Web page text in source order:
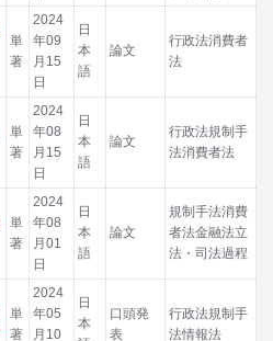
単
著
2024
年09
月15
日
日
本
語
論文
行政法消費者
法
単
著
2024
年08
月15
日
日
本
語
論文
行政法規制手
法消費者法
単
著
2024
年08
月01
日
日
本
語
論文
規制手法消費
者法金融法立
法・司法過程
単
著
2024
年05
月10
日
本
口頭発
表
行政法規制手
法情報法